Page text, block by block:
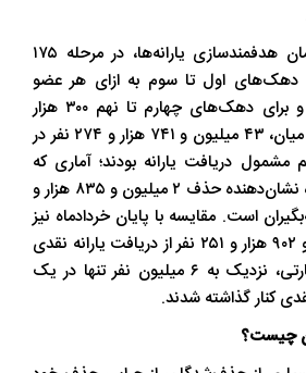
طبق اعلام رسمی سازمان هدفمندسازی یارانه‌ها، در مرحله ۱۷۵
دهک‌های اول تا سوم به ازای هر عضو
خانوار ۴۰۰ هزار تومان و برای دهک‌های چهارم تا نهم ۳۰۰ هزار
تومان واریز شد. در این میان، ۴۳ میلیون و ۷۴۱ هزار و ۲۷۴ نفر در
دریافت یارانه بودند؛ آماری که
نسبت به پایان مردادماه نشان‌دهنده حذف ۲ میلیون و ۸۳۵ هزار و
است. مقایسه با پایان خردادماه نیز
بیانگر حذف ۵ میلیون و ۹۰۲ هزار و ۲۵۱ نفر از دریافت یارانه نقدی
در سه ماه است؛ به عبارتی، نزدیک به ۶ میلیون نفر تنها در یک
کنار گذاشته شدند.
چیست؟